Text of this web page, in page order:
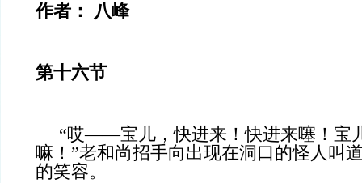
作者： 八峰
第十六节
“哎——宝儿，快进来！快进来噻！宝
嘛！”老和尚招手向出现在洞口的怪人叫
的笑容。